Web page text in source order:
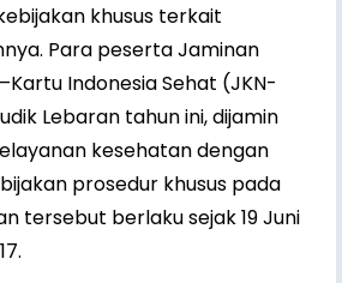
khusus terkait
Para peserta Jaminan
Indonesia Sehat (JKN-
Lebaran tahun ini, dijamin
kesehatan dengan
prosedur khusus pada
tersebut berlaku sejak 19 Juni